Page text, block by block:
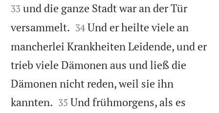
33 und die ganze Stadt war an der Tür
versammelt. 

34 Und er heilte viele an
mancherlei Krankheiten Leidende, und er
trieb viele Dämonen aus und ließ die
Dämonen nicht reden, weil sie ihn
kannten. 

35 Und frühmorgens, als es